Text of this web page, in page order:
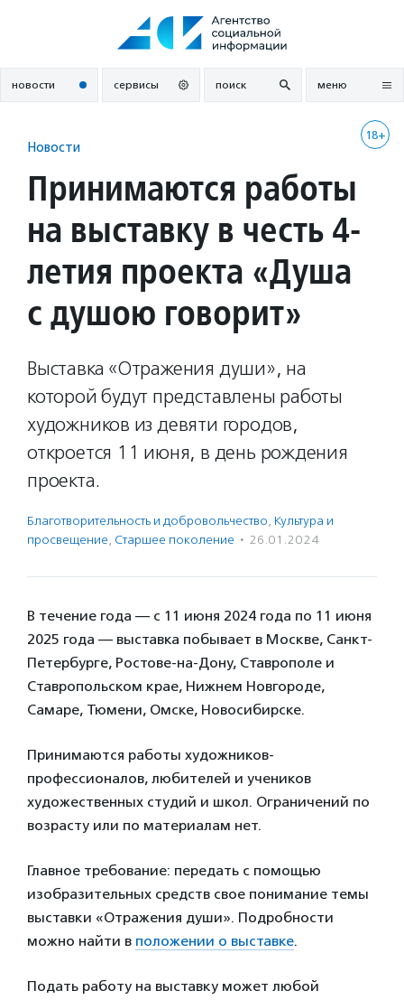
новости сервисы поиск меню
18+
Новости
Принимаются работы
на выставку в честь 4-
летия проекта «Душа
с душою говорит»
Выставка «Отражения души», на
которой будут представлены работы
художников из девяти городов,
откроется 11 июня, в день рождения
проекта.
Благотвори­тель­ность и доброволь­чест­во, Культура и
просвещение, Старшее поколение · 26.01.2024
В течение года — с 11 июня 2024 года по 11 июня
2025 года — выставка побывает в Москве, Санкт-
Петербурге, Ростове-на-Дону, Ставрополе и
Ставропольском крае, Нижнем Новгороде,
Самаре, Тюмени, Омске, Новосибирске.
Принимаются работы художников-
профессионалов, любителей и учеников
художественных студий и школ. Ограничений по
возрасту или по материалам нет.
Главное требование: передать с помощью
изобразительных средств свое понимание темы
выставки «Отражения души». Подробности
можно найти в положении о выставке.
Подать работу на выставку может любой